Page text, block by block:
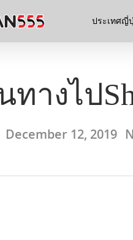
ประเทศญี่
ทางไป
December 12, 2019